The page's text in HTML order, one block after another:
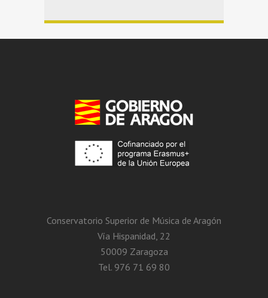
Conservatorio Superior de Música de Aragón
Vía Hispanidad, 22
50009 Zaragoza
Tel. 976 71 69 80